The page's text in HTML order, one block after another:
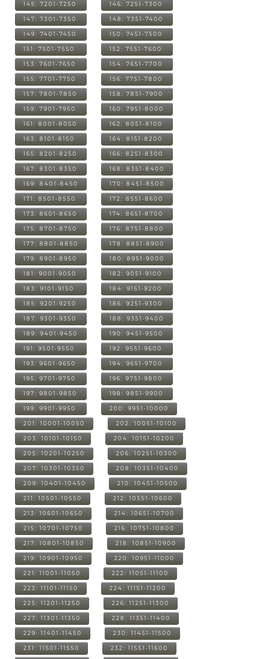
145: 7201-7250 146: 7251-7300
147: 7301-7350 148: 7351-7400
149: 7401-7450 150: 7451-7500
151: 7501-7550 152: 7551-7600
153: 7601-7650 154: 7651-7700
155: 7701-7750 156: 7751-7800
157: 7801-7850 158: 7851-7900
159: 7901-7950 160: 7951-8000
161: 8001-8050 162: 8051-8100
163: 8101-8150 164: 8151-8200
165: 8201-8250 166: 8251-8300
167: 8301-8350 168: 8351-8400
169: 8401-8450 170: 8451-8500
171: 8501-8550 172: 8551-8600
173: 8601-8650 174: 8651-8700
175: 8701-8750 176: 8751-8800
177: 8801-8850 178: 8851-8900
179: 8901-8950 180: 8951-9000
181: 9001-9050 182: 9051-9100
183: 9101-9150 184: 9151-9200
185: 9201-9250 186: 9251-9300
187: 9301-9350 188: 9351-9400
189: 9401-9450 190: 9451-9500
191: 9501-9550 192: 9551-9600
193: 9601-9650 194: 9651-9700
195: 9701-9750 196: 9751-9800
197: 9801-9850 198: 9851-9900
199: 9901-9950 200: 9951-10000
201: 10001-10050 202: 10051-10100
203: 10101-10150 204: 10151-10200
205: 10201-10250 206: 10251-10300
207: 10301-10350 208: 10351-10400
209: 10401-10450 210: 10451-10500
211: 10501-10550 212: 10551-10600
213: 10601-10650 214: 10651-10700
215: 10701-10750 216: 10751-10800
217: 10801-10850 218: 10851-10900
219: 10901-10950 220: 10951-11000
221: 11001-11050 222: 11051-11100
223: 11101-11150 224: 11151-11200
225: 11201-11250 226: 11251-11300
227: 11301-11350 228: 11351-11400
229: 11401-11450 230: 11451-11500
231: 11501-11550 232: 11551-11600